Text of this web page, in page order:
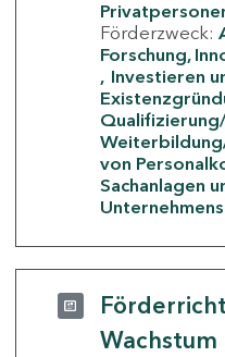
Förderzweck:
Forschung,
Investieren
von
Sachanlagen
Wachstum